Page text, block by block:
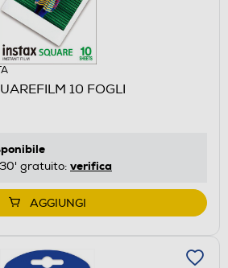
10 FOGLI
gratuito: verifica
AGGIUNGI